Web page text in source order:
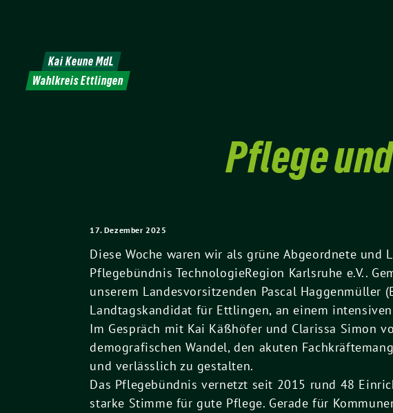
Kai Keune MdL
Wahlkreis Ettlingen
Pflege
17. Dezember 2025
Diese Woche waren wir als grüne Abgeordnete und
Pflegebündnis TechnologieRegion Karlsruhe e.V..
unserem Landesvorsitzenden Pascal Haggenmüller
Landtagskandidat für Ettlingen, an einem
Im Gespräch mit Kai Käßhöfer und Clarissa Simon
demografischen Wandel, den akuten
und verlässlich zu gestalten.
Das Pflegebündnis vernetzt seit 2015 rund 48
starke Stimme für gute Pflege. Gerade für